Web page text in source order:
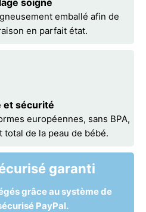
emballé afin de
en parfait état.
et sécurité
européennes, sans BPA,
total de la peau de bébé.
garanti
grâce au système de
PayPal.